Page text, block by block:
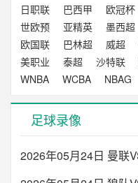
日职联
巴西甲 欧冠杯
世欧预
亚精英 墨西超
欧国联
巴林超 威超
美职业
泰超 沙特联
WNBA
WCBA NBAG
足球录像